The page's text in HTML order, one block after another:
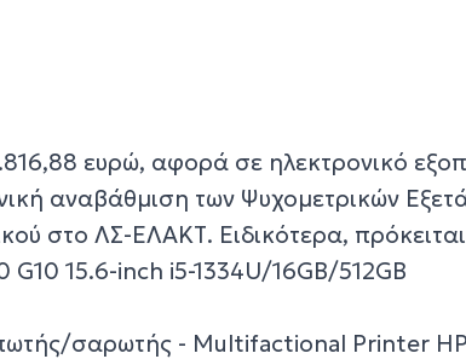
ευρώ, αφορά σε ηλεκτρονικό
αναβάθμιση των Ψυχομετρικών
στο ΛΣ-ΕΛΑΚΤ. Ειδικότερα, πρόκειται
G10 15.6-inch i5-1334U/16GB/512GB
σαρωτής - Μultifactional Printer HP